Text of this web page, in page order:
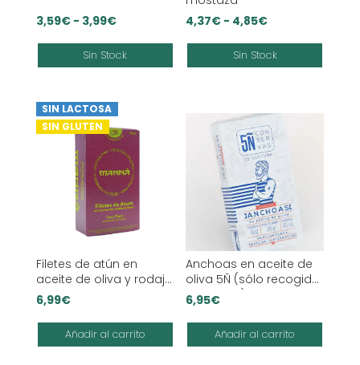
3,59€ - 3,99€Rango
de
precios:
3,59€
hasta
3,99€
Sin Stock
4,37€ - 4,85€Rango
de
precios:
hasta
4,85€
Sin Stock
SIN LACTOSA
SIN GLUTEN
Filetes de atún en
aceite de oliva y rodaja
de limón Manná
6,99€
Añadir al carrito
Anchoas en aceite de
oliva 5Ñ (sólo recogida
en tienda)
6,95€
Añadir al carrito